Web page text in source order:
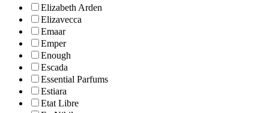
Elizabeth Arden
Elizavecca
Emaar
Emper
Enough
Escada
Essential Parfums
Estiara
Etat Libre